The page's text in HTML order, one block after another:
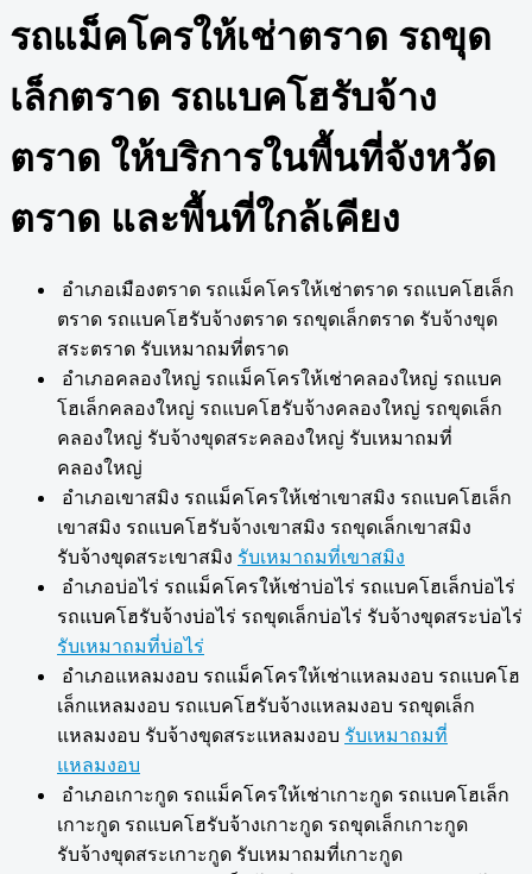
รถแม็คโครให้เช่าตราด รถขุด
เล็กตราด รถแบคโฮรับจ้าง
ตราด ให้บริการในพื้นที่จังหวัด
ตราด และพื้นที่ใกล้เคียง
อำเภอเมืองตราด รถแม็คโครให้เช่าตราด รถแบคโฮเล็ก
ตราด รถแบคโฮรับจ้างตราด รถขุดเล็กตราด รับจ้างขุด
สระตราด รับเหมาถมที่ตราด
อำเภอคลองใหญ่ รถแม็คโครให้เช่าคลองใหญ่ รถแบค
โฮเล็กคลองใหญ่ รถแบคโฮรับจ้างคลองใหญ่ รถขุดเล็ก
คลองใหญ่ รับจ้างขุดสระคลองใหญ่ รับเหมาถมที่
คลองใหญ่
อำเภอเขาสมิง รถแม็คโครให้เช่าเขาสมิง รถแบคโฮเล็ก
เขาสมิง รถแบคโฮรับจ้างเขาสมิง รถขุดเล็กเขาสมิง
รับจ้างขุดสระเขาสมิง รับเหมาถมที่เขาสมิง
อำเภอบ่อไร่ รถแม็คโครให้เช่าบ่อไร่ รถแบคโฮเล็กบ่อไร่
รถแบคโฮรับจ้างบ่อไร่ รถขุดเล็กบ่อไร่ รับจ้างขุดสระบ่อไร่
รับเหมาถมที่บ่อไร่
อำเภอแหลมงอบ รถแม็คโครให้เช่าแหลมงอบ รถแบคโฮ
เล็กแหลมงอบ รถแบคโฮรับจ้างแหลมงอบ รถขุดเล็ก
แหลมงอบ รับจ้างขุดสระแหลมงอบ รับเหมาถมที่
แหลมงอบ
อำเภอเกาะกูด รถแม็คโครให้เช่าเกาะกูด รถแบคโฮเล็ก
เกาะกูด รถแบคโฮรับจ้างเกาะกูด รถขุดเล็กเกาะกูด
รับจ้างขุดสระเกาะกูด รับเหมาถมที่เกาะกูด